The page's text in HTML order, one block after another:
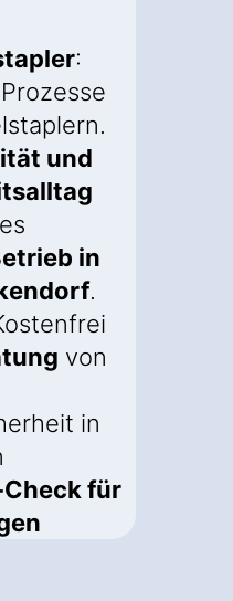
:
und
in
.
von
in
für